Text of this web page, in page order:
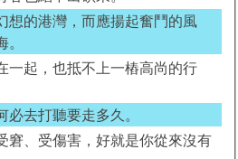
想的港灣，而應揚起奮鬥的風
一起，也抵不上一樁高尚的行
去打聽要走多久。
窘、受傷害，好就是你從來沒有